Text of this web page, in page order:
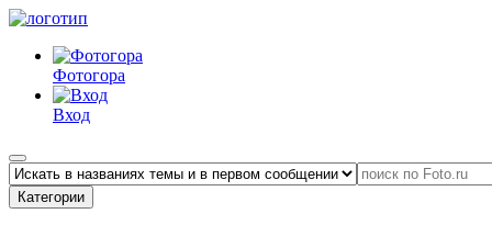
Фотогора
Вход
Категории